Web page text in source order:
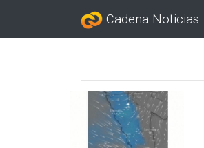
Cadena Noticias